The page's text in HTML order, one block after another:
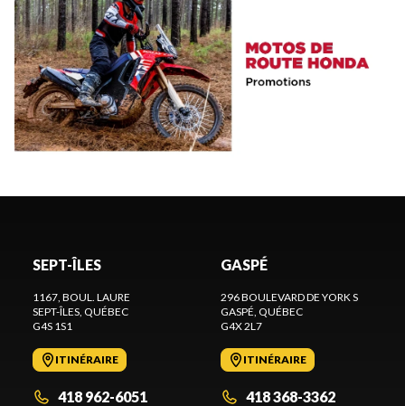
SEPT-ÎLES
1167, BOUL. LAURE
SEPT-ÎLES, QUÉBEC
G4S 1S1
ITINÉRAIRE
418 962-6051
GASPÉ
296 BOULEVARD DE YORK S
GASPÉ, QUÉBEC
G4X 2L7
ITINÉRAIRE
418 368-3362